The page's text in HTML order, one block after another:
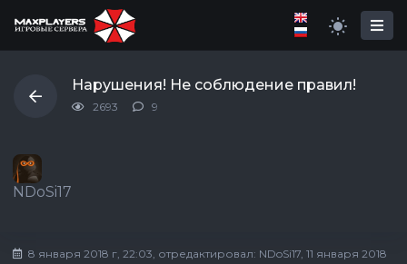
Нарушения! Не соблюдение правил!
2693 9
NDoSi17
8 января 2018 г, 22:03, отредактировал: NDoSi17, 11 января 2018